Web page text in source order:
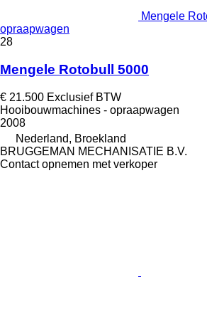
Mengele
opraapwagen
28
Mengele Rotobull 5000
€ 21.500 Exclusief BTW
Hooibouwmachines - opraapwagen
2008
Nederland, Broekland
BRUGGEMAN MECHANISATIE B.V.
Contact opnemen met verkoper